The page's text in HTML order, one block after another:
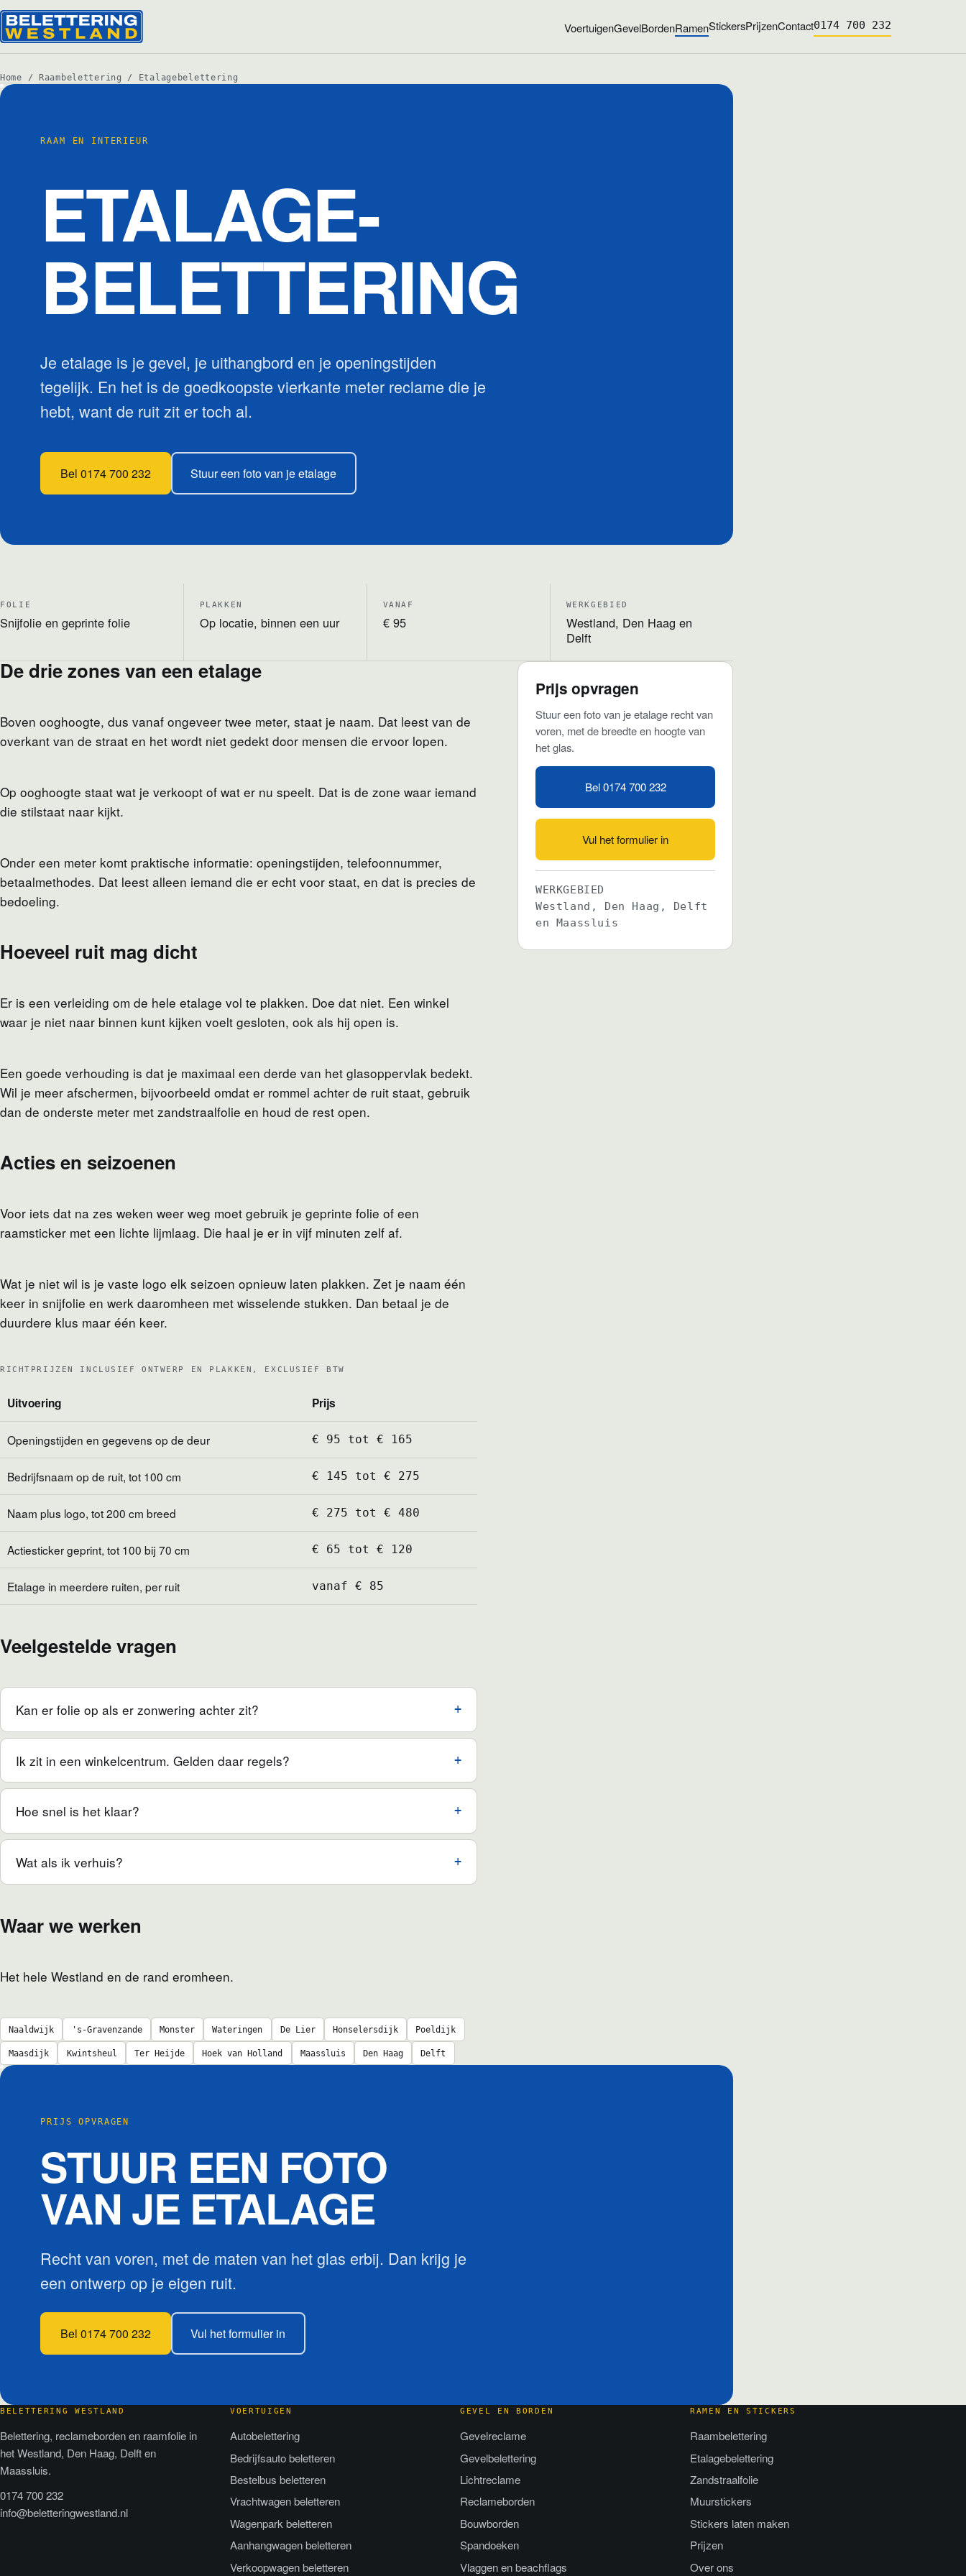
VoertuigenGevelBordenRamenStickersPrijzenContact0174 700 232
Home / Raambelettering / Etalagebelettering
RAAM EN INTERIEUR
ETALAGE­
BELETTERING
Je etalage is je gevel, je uithangbord en je openingstijden
tegelijk. En het is de goedkoopste vierkante meter reclame die je
hebt, want de ruit zit er toch al.
Bel 0174 700 232 Stuur een foto van je etalage
FOLIE
Snijfolie en geprinte folie
PLAKKEN
Op locatie, binnen een uur
VANAF
€ 95
WERKGEBIED
Westland, Den Haag en
Delft
De drie zones van een etalage
Boven ooghoogte, dus vanaf ongeveer twee meter, staat je naam. Dat leest van de
overkant van de straat en het wordt niet gedekt door mensen die ervoor lopen.
Op ooghoogte staat wat je verkoopt of wat er nu speelt. Dat is de zone waar iemand
die stilstaat naar kijkt.
Onder een meter komt praktische informatie: openingstijden, telefoonnummer,
betaalmethodes. Dat leest alleen iemand die er echt voor staat, en dat is precies de
bedoeling.
Hoeveel ruit mag dicht
Er is een verleiding om de hele etalage vol te plakken. Doe dat niet. Een winkel
waar je niet naar binnen kunt kijken voelt gesloten, ook als hij open is.
Een goede verhouding is dat je maximaal een derde van het glasoppervlak bedekt.
Wil je meer afschermen, bijvoorbeeld omdat er rommel achter de ruit staat, gebruik
dan de onderste meter met zandstraalfolie en houd de rest open.
Acties en seizoenen
Voor iets dat na zes weken weer weg moet gebruik je geprinte folie of een
raamsticker met een lichte lijmlaag. Die haal je er in vijf minuten zelf af.
Wat je niet wil is je vaste logo elk seizoen opnieuw laten plakken. Zet je naam één
keer in snijfolie en werk daaromheen met wisselende stukken. Dan betaal je de
duurdere klus maar één keer.
RICHTPRIJZEN INCLUSIEF ONTWERP EN PLAKKEN, EXCLUSIEF BTW
Uitvoering Prijs
Openingstijden en gegevens op de deur € 95 tot € 165
Bedrijfsnaam op de ruit, tot 100 cm € 145 tot € 275
Naam plus logo, tot 200 cm breed € 275 tot € 480
Actiesticker geprint, tot 100 bij 70 cm € 65 tot € 120
Etalage in meerdere ruiten, per ruit vanaf € 85
Veelgestelde vragen
Kan er folie op als er zonwering achter zit?
Ik zit in een winkelcentrum. Gelden daar regels?
Hoe snel is het klaar?
Wat als ik verhuis?
Waar we werken
Het hele Westland en de rand eromheen.
Naaldwijk 's-Gravenzande Monster Wateringen De Lier Honselersdijk Poeldijk
Maasdijk Kwintsheul Ter Heijde Hoek van Holland Maassluis Den Haag Delft
Prijs opvragen
Stuur een foto van je etalage recht van
voren, met de breedte en hoogte van
het glas.
Bel 0174 700 232
Vul het formulier in
WERKGEBIED
Westland, Den Haag, Delft
en Maassluis
PRIJS OPVRAGEN
STUUR EEN FOTO
VAN JE ETALAGE
Recht van voren, met de maten van het glas erbij. Dan krijg je
een ontwerp op je eigen ruit.
Bel 0174 700 232 Vul het formulier in
BELETTERING WESTLAND
Belettering, reclameborden en raamfolie in
het Westland, Den Haag, Delft en
Maassluis.
0174 700 232
info@beletteringwestland.nl
VOERTUIGEN
Autobelettering
Bedrijfsauto beletteren
Bestelbus beletteren
Vrachtwagen beletteren
Wagenpark beletteren
Aanhangwagen beletteren
Verkoopwagen beletteren
GEVEL EN BORDEN
Gevelreclame
Gevelbelettering
Lichtreclame
Reclameborden
Bouwborden
Spandoeken
Vlaggen en beachflags
RAMEN EN STICKERS
Raambelettering
Etalagebelettering
Zandstraalfolie
Muurstickers
Stickers laten maken
Prijzen
Over ons